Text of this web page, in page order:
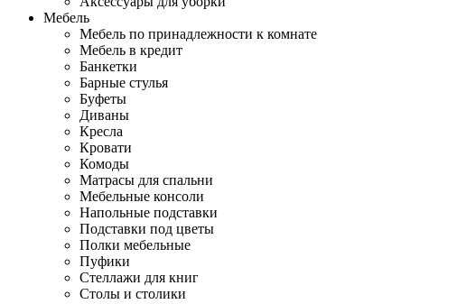
Мебель
Мебель по принадлежности к комнате
Мебель в кредит
Банкетки
Барные стулья
Буфеты
Диваны
Кресла
Кровати
Комоды
Матрасы для спальни
Мебельные консоли
Напольные подставки
Подставки под цветы
Полки мебельные
Пуфики
Стеллажи для книг
Столы и столики